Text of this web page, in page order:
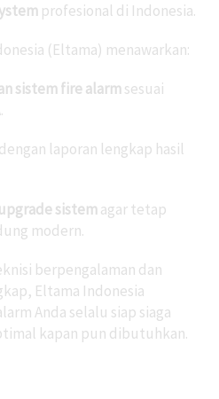
profesional di Indonesia.
(Eltama) menawarkan:
sistem fire alarmsesuai
dengan laporan lengkap hasil
sistemagar tetap
modern.
berpengalaman dan
Eltama Indonesia
Anda selalu siap siaga
kapan pun dibutuhkan.